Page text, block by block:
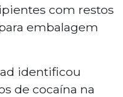
com restos
embalagem
identificou
de cocaína na